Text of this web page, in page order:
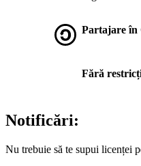
Partajare în
Fără
Notificări:
Nu trebuie să te supui licenței